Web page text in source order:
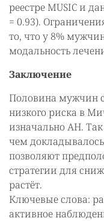
реестре MUSIC и
= 0.93).
то, что у 8%
модальность
Заключение
Половина мужчин
низкого риска в
изначально АН.
чем
позволяют
стратегии для
растёт.
Ключевые слова:
активное